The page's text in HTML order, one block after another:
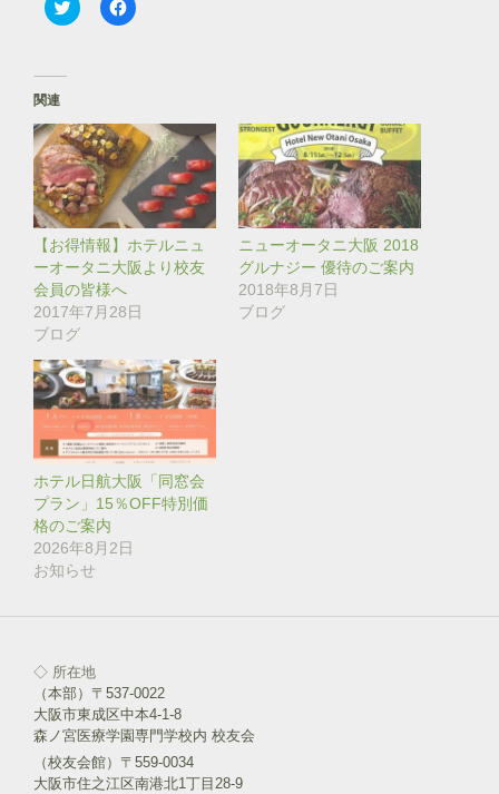
ク
リ
i
t
t
e
r
で
共
有
(
新
し
い
ウ
ィ
ン
ド
で
開
き
ま
す
)
F
a
で
共
有
す
る
に
は
ク
リ
ッ
ク
し
く
だ
(
新
し
い
ウ
ィ
ン
ド
ウ
で
開
ま
す
関連
【お得情報】ホテルニュ
ーオータニ大阪より校友
会員の皆様へ
2017年7月28日
ブログ
ニューオータニ大阪 2018
グルナジー 優待のご案内
2018年8月7日
ブログ
ホテル日航大阪「同窓会
プラン」15％OFF特別価
格のご案内
2026年8月2日
お知らせ
◇ 所在地
（本部）〒537-0022
大阪市東成区中本4-1-8
森ノ宮医療学園専門学校内 校友会
（校友会館）〒559-0034
大阪市住之江区南港北1丁目28-9